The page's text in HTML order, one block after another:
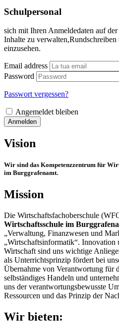
Schulpersonal
sich mit Ihren Anmeldedaten auf
Inhalte zu
einzusehen.
Email address
Password
Passwort vergessen?
Angemeldet bleiben
Anmelden
Vision
Wir sind das Kompetenzzentrum für
im Burggrafenamt.
Mission
Die Wirtschaftsfachoberschule
Wirtschaftsschule im
„Verwaltung, Finanzwesen und
„Wirtschaftsinformatik“. Innovation
Wirtschaft sind uns wichtige
als Unterrichtsprinzip fördert bei
Übernahme von Verantwortung für
selbständiges Handeln und
uns der verantwortungsbewusste
Ressourcen und das Prinzip der
Wir bieten: